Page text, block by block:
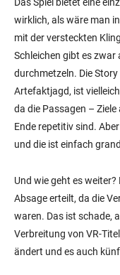
Das Spiel bietet eine
wirklich, als wäre man
mit der versteckten
Schleichen gibt es
durchmetzeln. Die
Artefaktjagd, ist
da die Passagen –
Ende repetitiv sind.
und die ist einfach
Und wie geht es
Absage erteilt, da die
waren. Das ist schade,
Verbreitung von VR-
ändert und es auch